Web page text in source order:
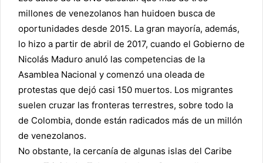
millones de venezolanos han huidoen busca de
oportunidades desde 2015. La gran mayoría, además,
lo hizo a partir de abril de 2017, cuando el Gobierno de
Nicolás Maduro anuló las competencias de la
Asamblea Nacional y comenzó una oleada de
protestas que dejó casi 150 muertos. Los migrantes
suelen cruzar las fronteras terrestres, sobre todo la
de Colombia, donde están radicados más de un millón
de venezolanos.
No obstante, la cercanía de algunas islas del Caribe